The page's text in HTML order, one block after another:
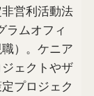
営利活動法
ラムオフィ
）。ケニア
ェクトやザ
プロジェク